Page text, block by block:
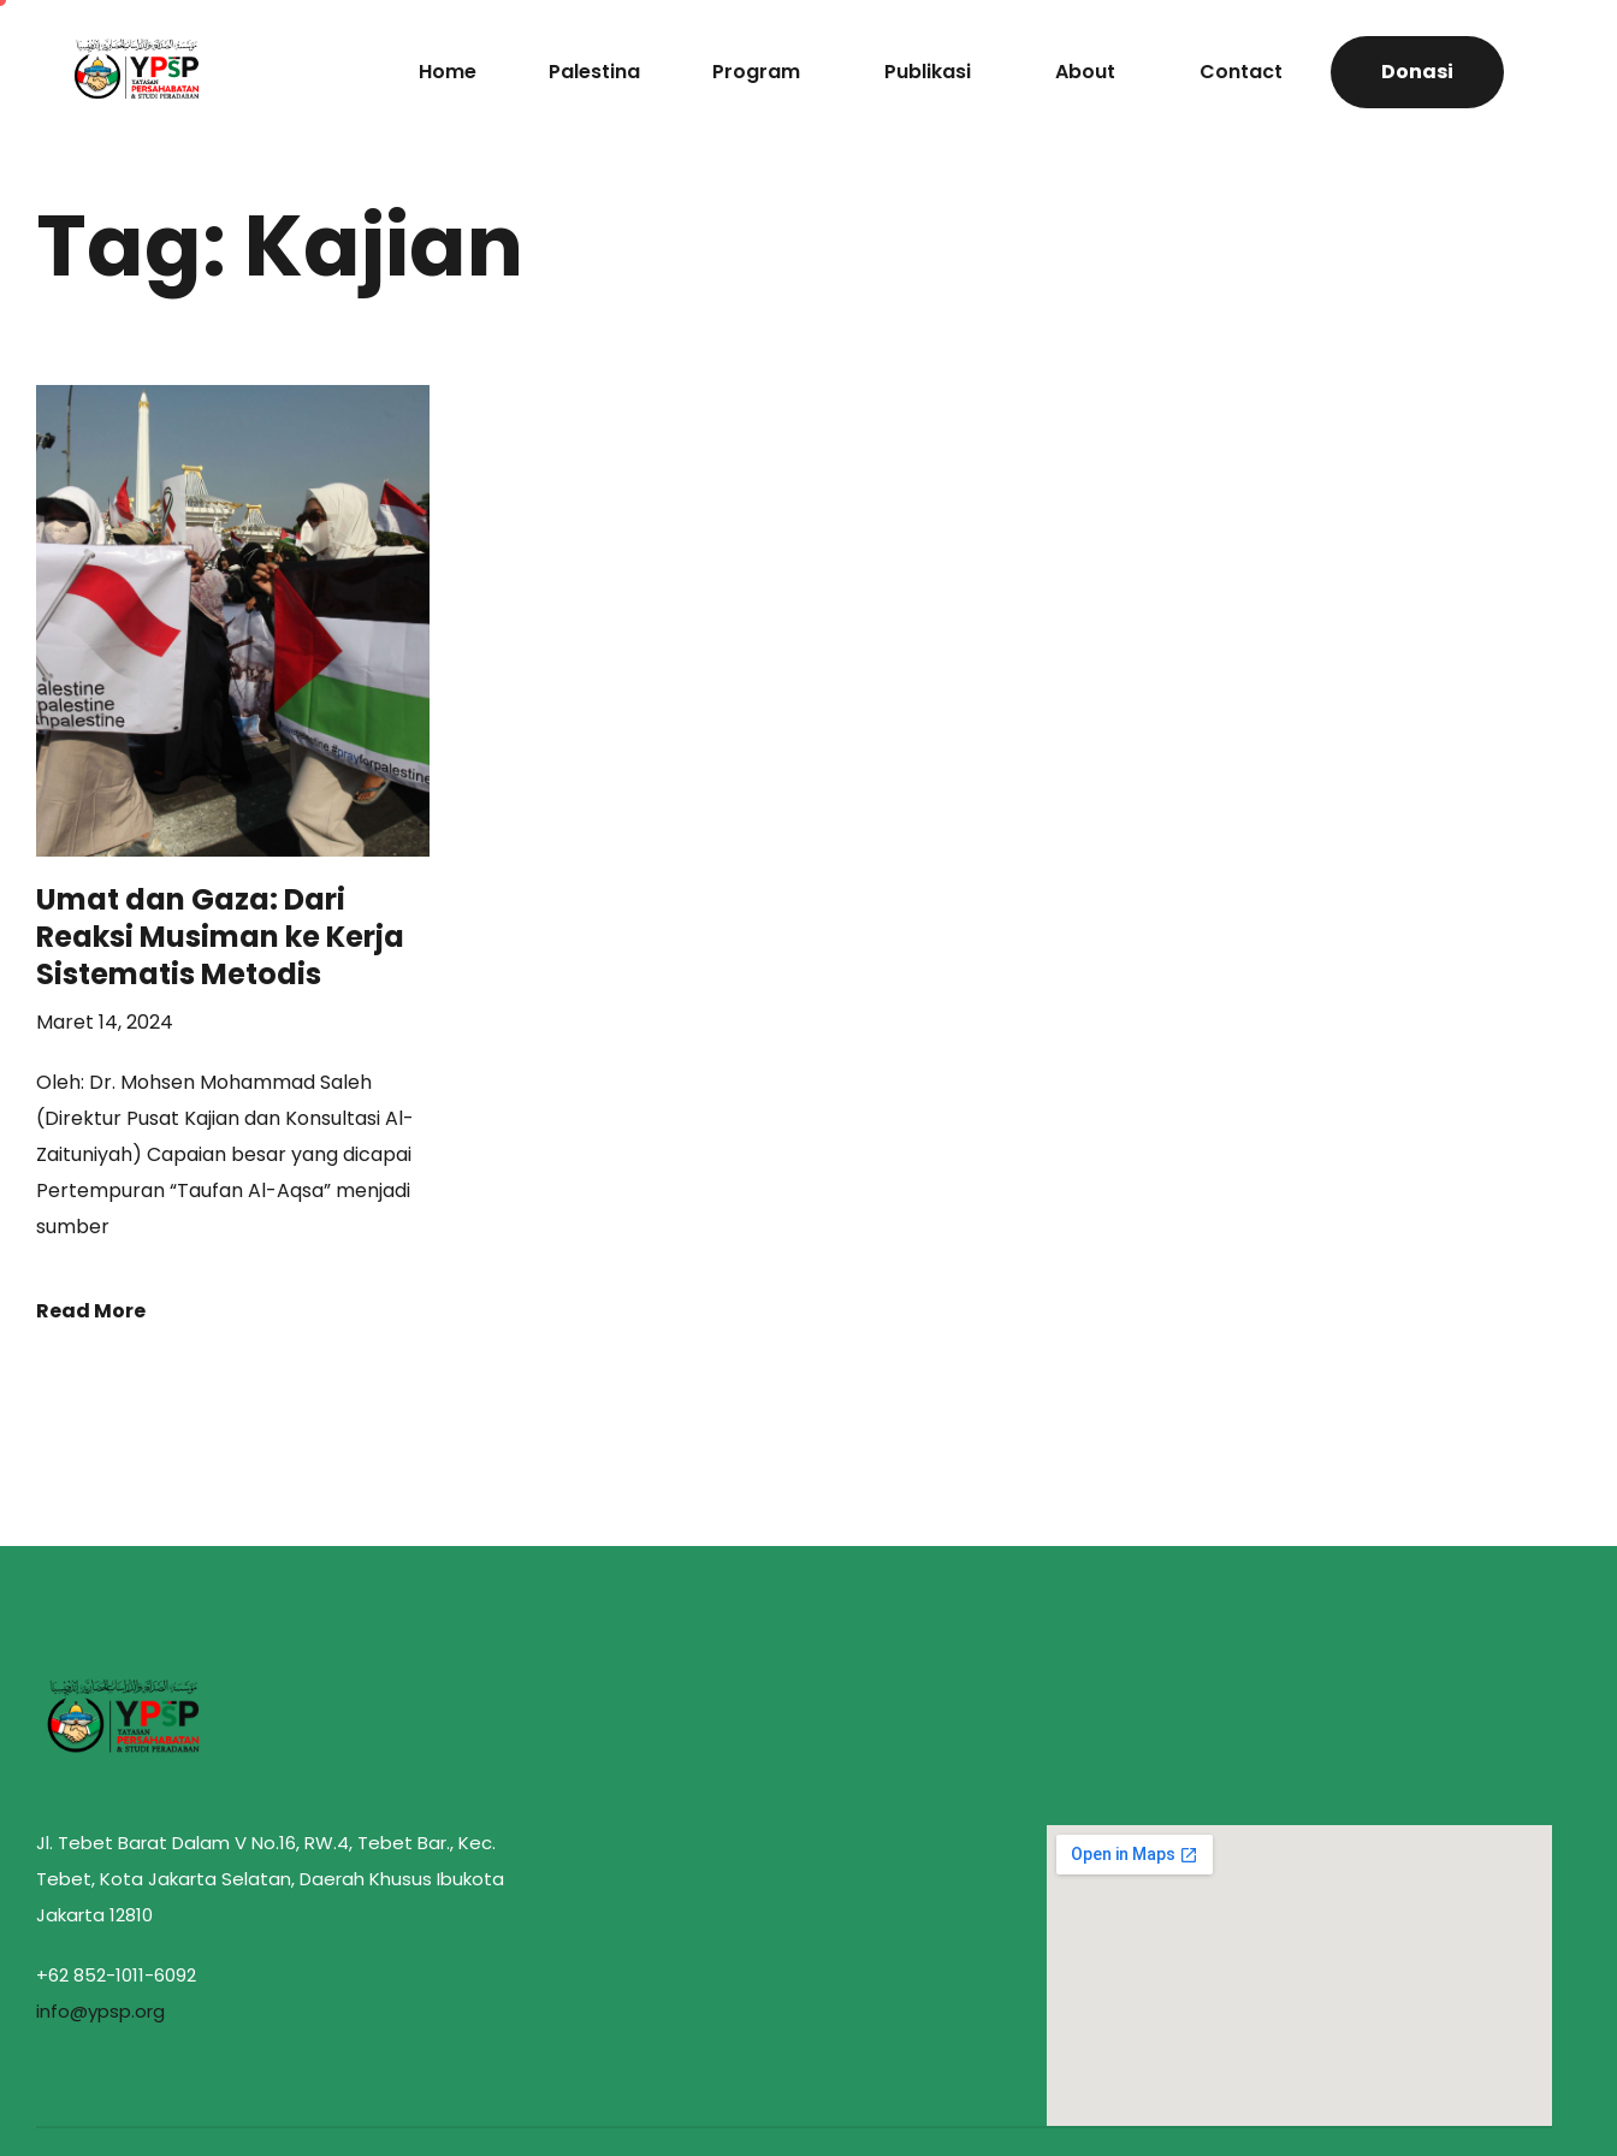
Home Palestina Program Publikasi About Contact Donasi
Tag: Kajian
Umat dan Gaza: Dari
Reaksi Musiman ke Kerja
Sistematis Metodis
Maret 14, 2024
Oleh: Dr. Mohsen Mohammad Saleh
(Direktur Pusat Kajian dan Konsultasi Al-
Zaituniyah) Capaian besar yang dicapai
Pertempuran “Taufan Al-Aqsa” menjadi
sumber
Read More
Jl. Tebet Barat Dalam V No.16, RW.4, Tebet Bar., Kec.
Tebet, Kota Jakarta Selatan, Daerah Khusus Ibukota
Jakarta 12810
+62 852-1011-6092
info@ypsp.org